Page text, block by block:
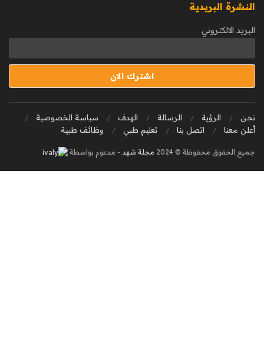
النشرة البريدية
البريد الالكتروني
نحن الرؤية الرسالة الهدف
سياسة الخصوصية
أعلن معنا
اتصل بنا تعليم طبي وظائف طبية
جميع الحقوق محفوظة © 2024 مجلة شهد - مدعوم بواسطة